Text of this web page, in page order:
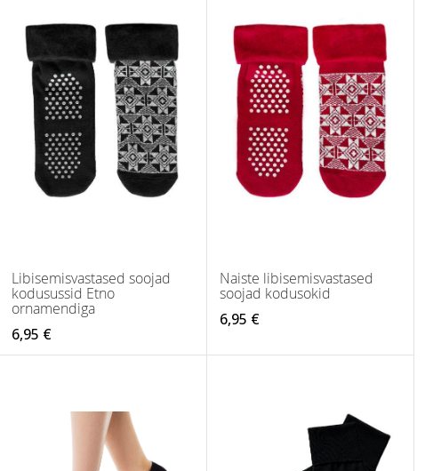
Libisemisvastased soojad
kodusussid Etno
ornamendiga
6,95 €
Naiste libisemisvastased
soojad kodusokid
6,95 €